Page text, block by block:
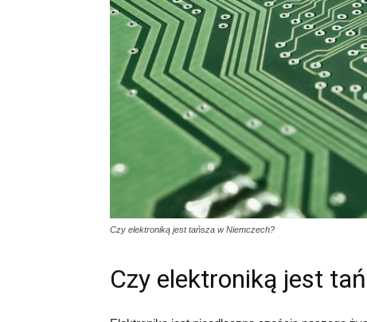
Czy elektroniką jest tańsza w Niemczech?
Czy elektroniką jest